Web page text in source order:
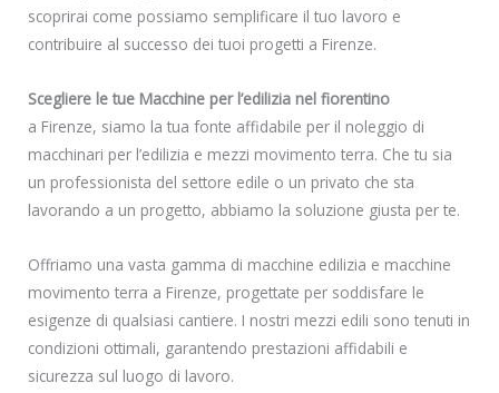
scoprirai come possiamo semplificare il tuo lavoro e
contribuire al successo dei tuoi progetti a Firenze.
Scegliere le tue Macchine per l’edilizia nel fiorentino
a Firenze, siamo la tua fonte affidabile per il noleggio di
macchinari per l’edilizia e mezzi movimento terra. Che tu sia
un professionista del settore edile o un privato che sta
lavorando a un progetto, abbiamo la soluzione giusta per te.
Offriamo una vasta gamma di macchine edilizia e macchine
movimento terra a Firenze, progettate per soddisfare le
esigenze di qualsiasi cantiere. I nostri mezzi edili sono tenuti in
condizioni ottimali, garantendo prestazioni affidabili e
sicurezza sul luogo di lavoro.